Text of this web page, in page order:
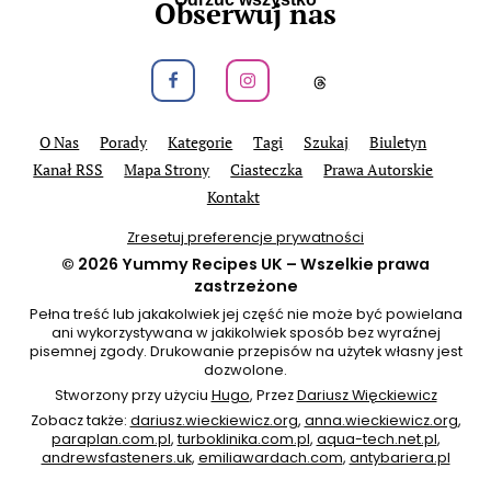
Obserwuj nas
O Nas Porady Kategorie Tagi Szukaj
Biuletyn
Kanał RSS
Mapa Strony Ciasteczka
Prawa Autorskie
Kontakt
Zresetuj preferencje prywatności
© 2026 Yummy Recipes UK – Wszelkie prawa
zastrzeżone
Pełna treść lub jakakolwiek jej część nie może być powielana
ani wykorzystywana w jakikolwiek sposób bez wyraźnej
pisemnej zgody. Drukowanie przepisów na użytek własny jest
dozwolone.
Stworzony przy użyciu Hugo, PrzezDariusz Więckiewicz
Zobacz także: dariusz.wieckiewicz.org, anna.wieckiewicz.org,
paraplan.com.pl, turboklinika.com.pl, aqua-tech.net.pl,
andrewsfasteners.uk, emiliawardach.com, antybariera.pl